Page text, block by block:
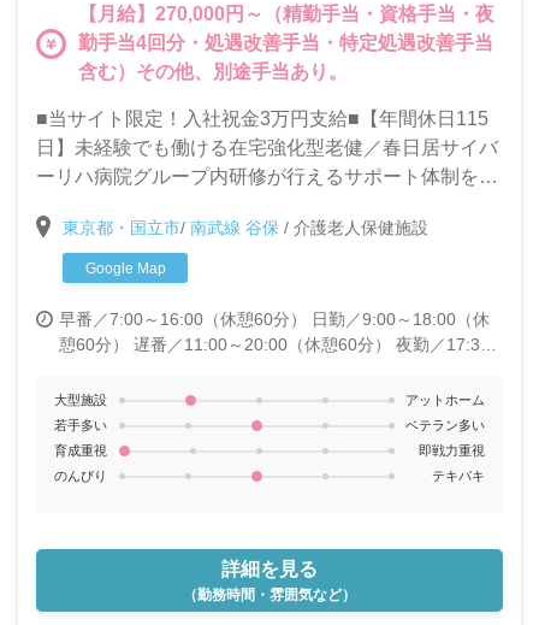
【月給】270,000円～（精勤手当・資格手当・夜
勤手当4回分・処遇改善手当・特定処遇改善手当
含む）その他、別途手当あり。
■当サイト限定！入社祝金3万円支給■【年間休日115
日】未経験でも働ける在宅強化型老健／春日居サイバ
ーリハ病院グループ内研修が行えるサポート体制を整
東京都・国立市/ 南武線 谷保 / 介護老人保健施設
Google Map
早番／7:00～16:00（休憩60分）
日勤／9:00～18:00（休
憩60分）
遅番／11:00～20:00（休憩60分）
夜勤／17:30
大型施設
アットホーム
若手多い
ベテラン多い
育成重視
即戦力重視
のんびり
テキパキ
詳細を見る
（勤務時間・雰囲気など）